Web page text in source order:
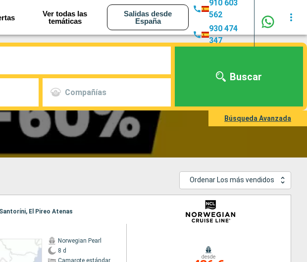
Ver todas las
temáticas
Salidas desde
España
910 603
562
930 474
347
Compañías
Buscar
Búsqueda Avanzada
Ordenar Los más vendidos
El Pireo Atenas
Norwegian Pearl
8 d
Camarote estándar
desde